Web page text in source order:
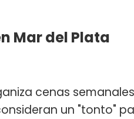
Mar del Plata
cenas
un "tonto"